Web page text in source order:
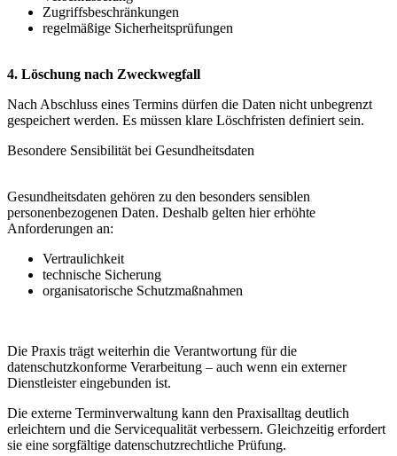
Zugriffsbeschränkungen
regelmäßige Sicherheitsprüfungen
4. Löschung nach Zweckwegfall
Nach Abschluss eines Termins dürfen die Daten nicht unbegrenzt
gespeichert werden. Es müssen klare Löschfristen definiert sein.
Besondere Sensibilität bei Gesundheitsdaten
Gesundheitsdaten gehören zu den besonders sensiblen
personenbezogenen Daten. Deshalb gelten hier erhöhte
Anforderungen an:
Vertraulichkeit
technische Sicherung
organisatorische Schutzmaßnahmen
Die Praxis trägt weiterhin die Verantwortung für die
datenschutzkonforme Verarbeitung – auch wenn ein externer
Dienstleister eingebunden ist.
Die externe Terminverwaltung kann den Praxisalltag deutlich
erleichtern und die Servicequalität verbessern. Gleichzeitig erfordert
sie eine sorgfältige datenschutzrechtliche Prüfung.